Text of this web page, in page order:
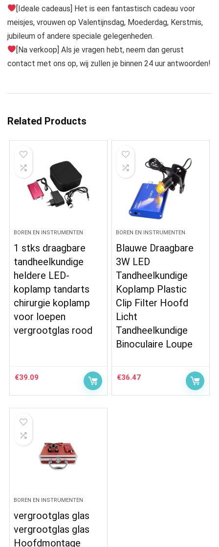
[Ideale cadeaus] Het is een fantastisch cadeau voor
meisjes, vrouwen op Valentijnsdag, Moederdag, Kerstmis,
jubileum of andere speciale gelegenheden.
[Na verkoop] Als je vragen hebt, neem dan gerust
contact met ons op, wij zullen je binnen 24 uur antwoorden!
Related Products
BOREN EN INSTRUMENTEN
1 stks draagbare
tandheelkundige
heldere LED-
koplamp tandarts
chirurgie koplamp
voor loepen
vergrootglas rood
€39.09
BOREN EN INSTRUMENTEN
Blauwe Draagbare
3W LED
Tandheelkundige
Koplamp Plastic
Clip Filter Hoofd
Licht
Tandheelkundige
Binoculaire Loupe
€36.47
BOREN EN INSTRUMENTEN
vergrootglas glas
vergrootglas glas
Hoofdmontage